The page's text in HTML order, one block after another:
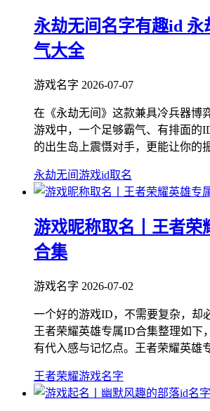
永劫无间名字有趣id 永
气大全
游戏名字 2026-07-07
在《永劫无间》这款兼具冷兵器博
游戏中，一个足够霸气、有排面的
的出生岛上震慑对手，更能让你的振
永劫无间游戏id取名
游戏昵称取名丨王者荣
合集
游戏名字 2026-07-02
一个好的游戏ID，不需要复杂，却
王者荣耀英雄专属ID合集整理如下
有代入感与记忆点。王者荣耀英雄专
王者荣耀游戏名字